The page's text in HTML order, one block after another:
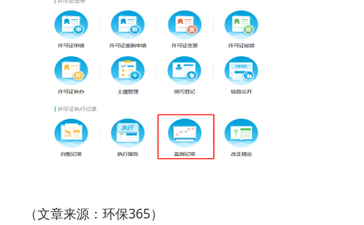
（文章来源：环保365）